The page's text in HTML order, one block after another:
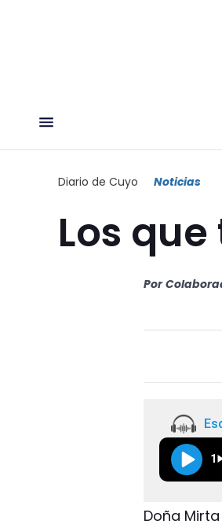
Diario de Cuyo Noticias
Los
Por
1
Doña